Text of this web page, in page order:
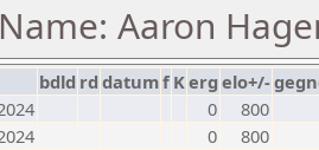
Aaron
bdld rd datumf Kerg elo+/-
0
800
0
800